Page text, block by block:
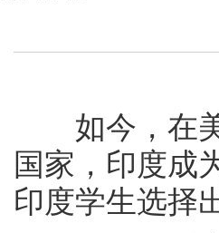
如今，在美
国家，印度成
印度学生选择